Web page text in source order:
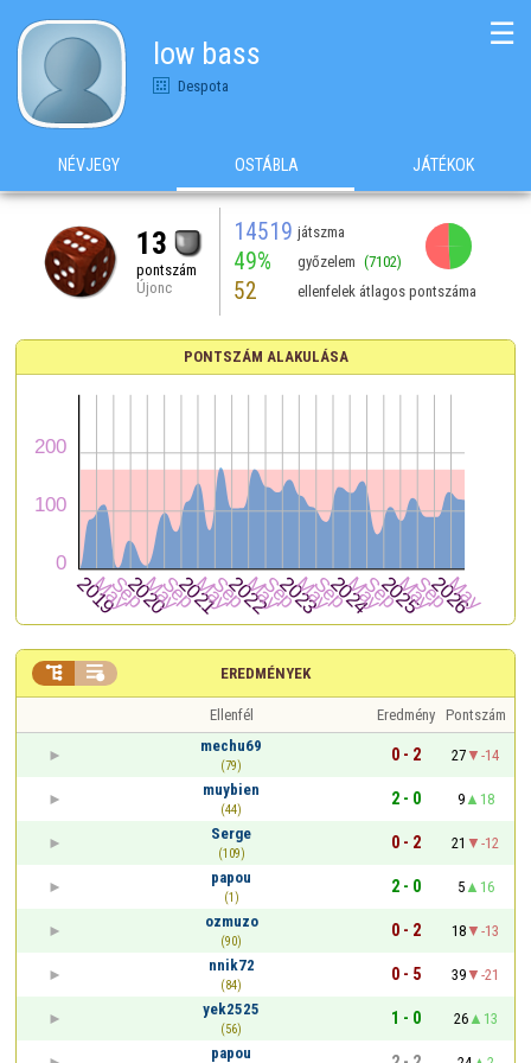
low bass
Despota
☰
NÉVJEGY OSTÁBLA JÁTÉKOK
13
pontszám
Újonc
14519 játszma
49% győzelem (7102)
52 ellenfelek átlagos pontszáma
PONTSZÁM ALAKULÁSA
EREDMÉNYEK
 
Ellenfél Eredmény Pontszám
mechu69
(79)
0 - 2 27
-14
muybien
(44)
2 - 0 9
18
Serge
(109)
0 - 2 21
-12
papou
(1)
2 - 0 5
16
ozmuzo
(90)
0 - 2 18
-13
nnik72
(84)
0 - 5 39
-21
yek2525
(56)
1 - 0 26
13
papou